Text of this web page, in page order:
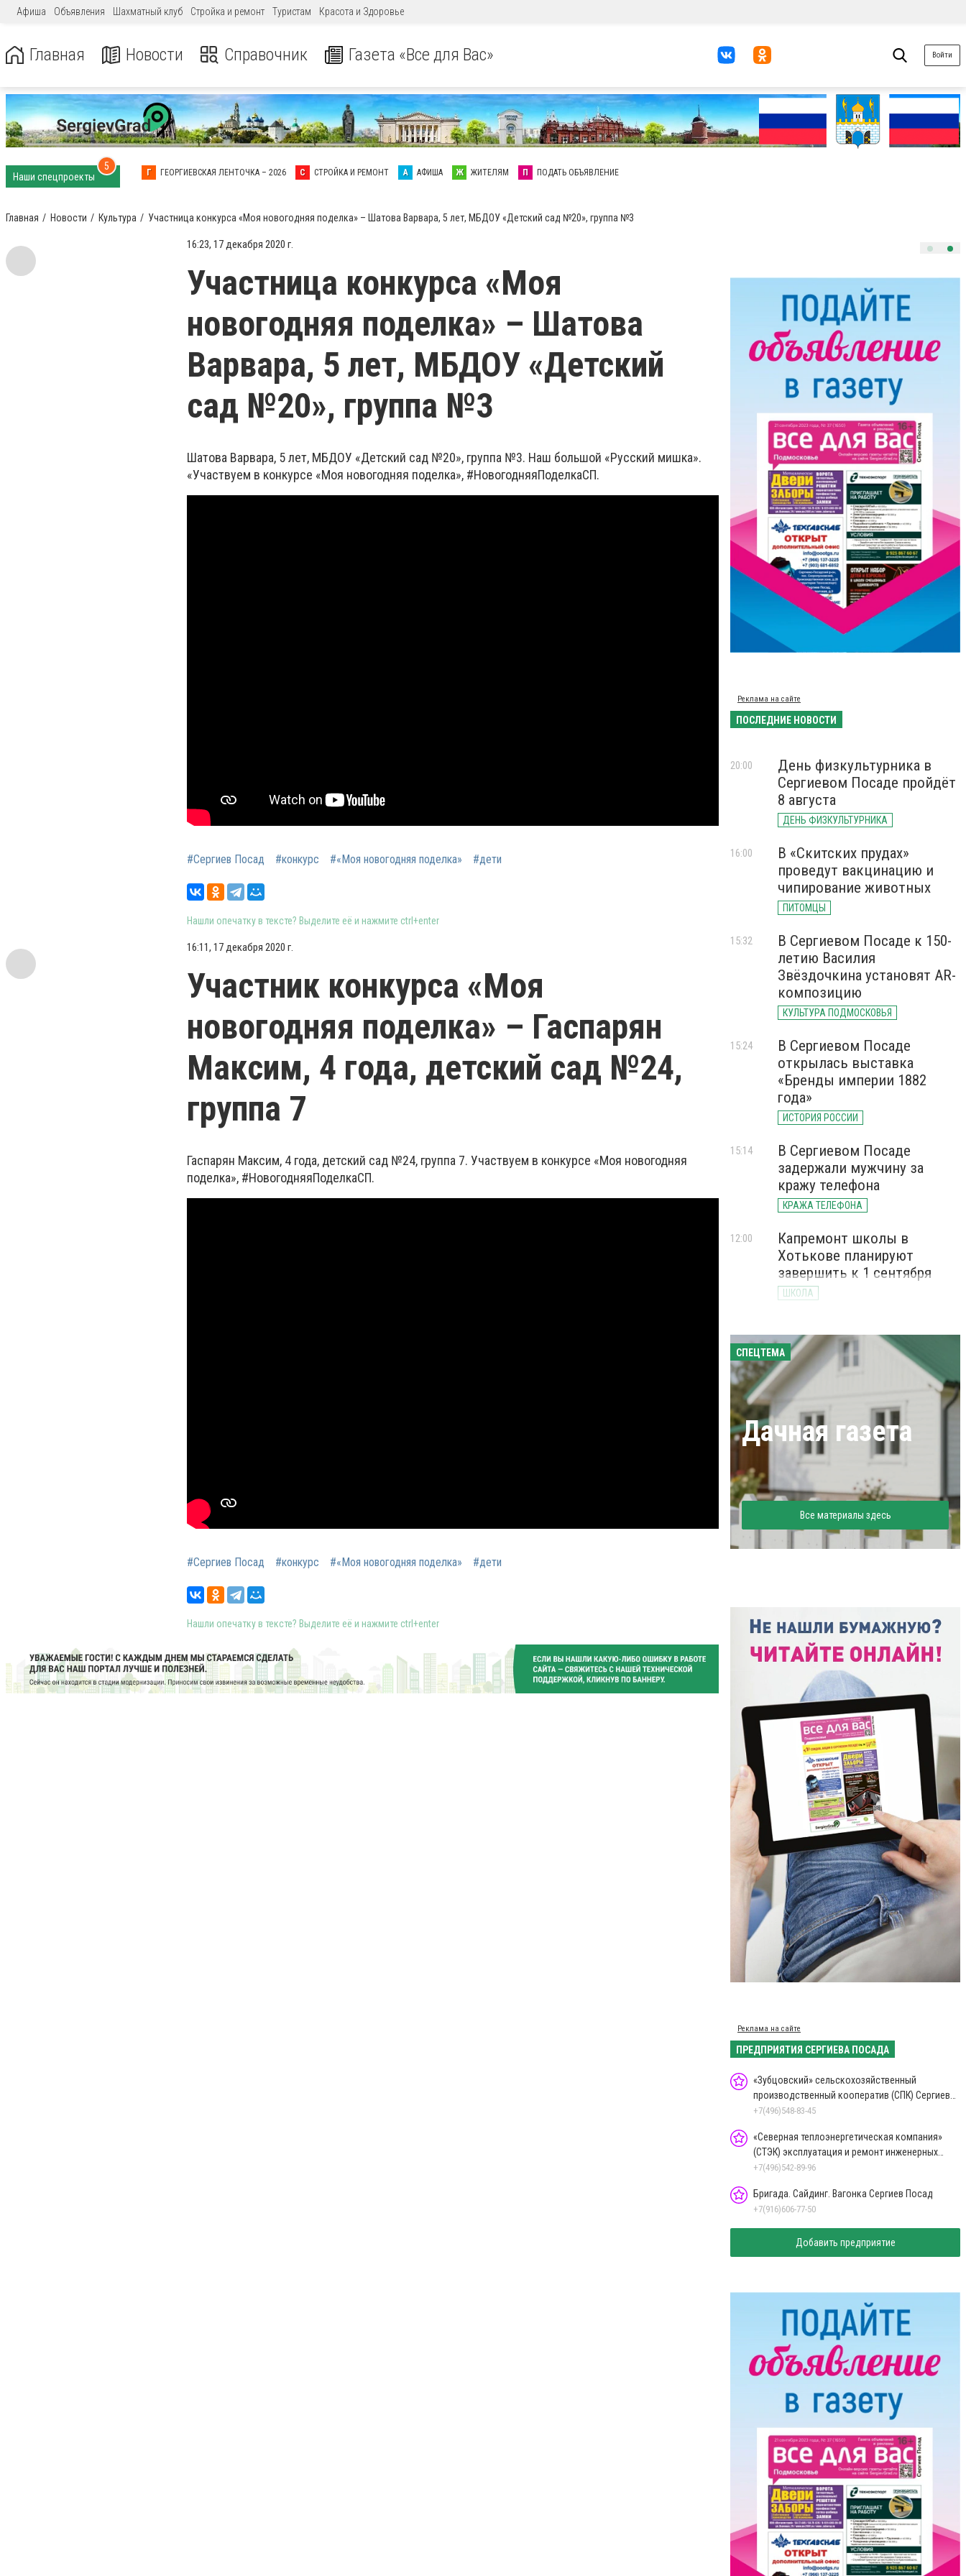
Афиша Объявления Шахматный клуб Стройка и ремонт Туристам Красота и Здоровье
Главная Новости Справочник Газета «Все для Вас» Войти
Наши спецпроекты
5
Г ГЕОРГИЕВСКАЯ ЛЕНТОЧКА – 2026 С СТРОЙКА И РЕМОНТ А АФИША Ж ЖИТЕЛЯМ П ПОДАТЬ ОБЪЯВЛЕНИЕ
Главная Новости Культура Участница конкурса «Моя новогодняя поделка» – Шатова Варвара, 5 лет, МБДОУ «Детский сад №20», группа №3
16:23, 17 декабря 2020 г.
Участница конкурса «Моя
новогодняя поделка» – Шатова
Варвара, 5 лет, МБДОУ «Детский
сад №20», группа №3
Шатова Варвара, 5 лет, МБДОУ «Детский сад №20», группа №3. Наш большой «Русский мишка».
«Участвуем в конкурсе «Моя новогодняя поделка», #НовогодняяПоделкаСП.
#Сергиев Посад #конкурс #«Моя новогодняя поделка» #дети
Нашли опечатку в тексте? Выделите её и нажмите ctrl+enter
16:11, 17 декабря 2020 г.
Участник конкурса «Моя
новогодняя поделка» – Гаспарян
Максим, 4 года, детский сад №24,
группа 7
Гаспарян Максим, 4 года, детский сад №24, группа 7. Участвуем в конкурсе «Моя новогодняя
поделка», #НовогодняяПоделкаСП.
#Сергиев Посад #конкурс #«Моя новогодняя поделка» #дети
Нашли опечатку в тексте? Выделите её и нажмите ctrl+enter
Реклама на сайте
ПОСЛЕДНИЕ НОВОСТИ
День физкультурника в
Сергиевом Посаде пройдёт
8 августа
ДЕНЬ ФИЗКУЛЬТУРНИКА
20:00
В «Скитских прудах»
проведут вакцинацию и
чипирование животных
ПИТОМЦЫ
16:00
В Сергиевом Посаде к 150-
летию Василия
Звёздочкина установят AR-
композицию
КУЛЬТУРА ПОДМОСКОВЬЯ
15:32
В Сергиевом Посаде
открылась выставка
«Бренды империи 1882
года»
ИСТОРИЯ РОССИИ
15:24
В Сергиевом Посаде
задержали мужчину за
кражу телефона
КРАЖА ТЕЛЕФОНА
15:14
Капремонт школы в
Хотькове планируют
завершить к 1 сентября
ШКОЛА
12:00
СПЕЦТЕМА
Дачная газета
Все материалы здесь
Реклама на сайте
ПРЕДПРИЯТИЯ СЕРГИЕВА ПОСАДА
«Зубцовский» сельскохозяйственный
производственный кооператив (СПК) Сергиев
Посад
+7(496)548-83-45
«Северная теплоэнергетическая компания»
(СТЭК) эксплуатация и ремонт инженерных
систем Сергиев Посад
+7(496)542-89-96
Бригада. Сайдинг. Вагонка Сергиев Посад
+7(916)606-77-50
Добавить предприятие